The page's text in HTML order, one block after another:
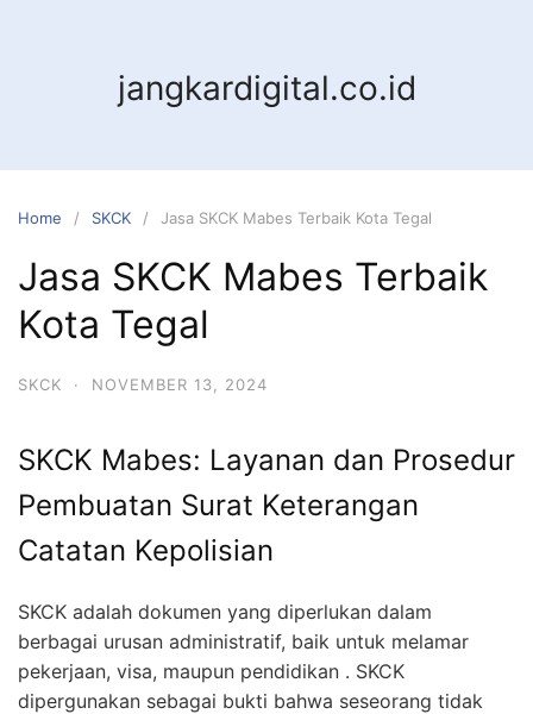
jangkardigital.co.id
Home SKCK Jasa SKCK Mabes Terbaik Kota Tegal
Jasa SKCK Mabes Terbaik
Kota Tegal
SKCK · NOVEMBER 13, 2024
SKCK Mabes: Layanan dan Prosedur
Pembuatan Surat Keterangan
Catatan Kepolisian
SKCK adalah dokumen yang diperlukan dalam
berbagai urusan administratif, baik untuk melamar
pekerjaan, visa, maupun pendidikan . SKCK
dipergunakan sebagai bukti bahwa seseorang tidak